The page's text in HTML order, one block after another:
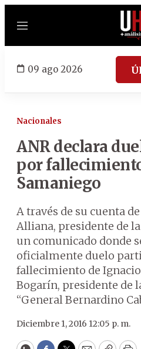
Menú
09 ago 2026
Nacionales
ANR declara
por
Samaniego
A través de su cuenta
Alliana, presidente de
un comunicado donde
oficialmente duelo
fallecimiento de
Bogarín, presidente de
“General Bernardino
Diciembre 1, 2016 12:05 p. m.